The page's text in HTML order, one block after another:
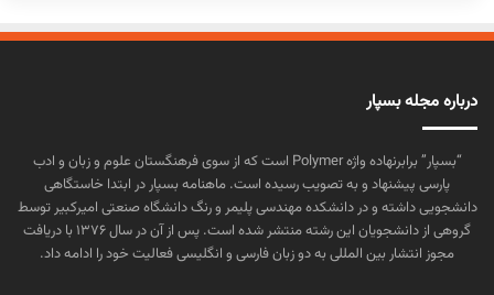
درباره مجله بسپار
“بسپار” برابرنهاده واژه Polymer است که از سوی فرهنگستان علوم و زبان و ادب
پارسی پیشنهاد و به تصویب رسیده است. ماهنامه بسپار در ابتدا خاستگاهی
دانشجویی داشته و در دانشکده مهندسی پلیمر و رنگ دانشگاه صنعتی امیرکبیر توسط
گروهی از دانشجویان این رشته منتشر شده است. پس از آن در سال ۱۳۷۶ با دریافت
مجوز انتشار بین المللی به دو زبان فارسی و انگلیسی فعالیت خود را ادامه داد.